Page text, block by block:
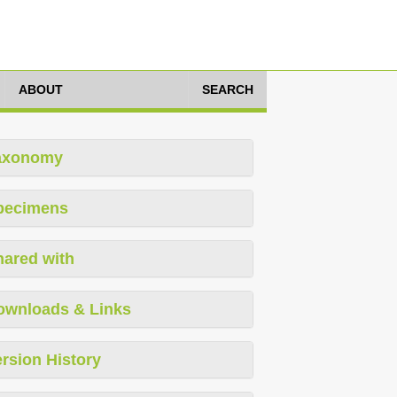
ABOUT SEARCH
with
& Links
History